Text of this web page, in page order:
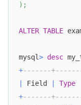
) ;
ALTER TABLE
mysql> desc
+-------
Field Type
+-------